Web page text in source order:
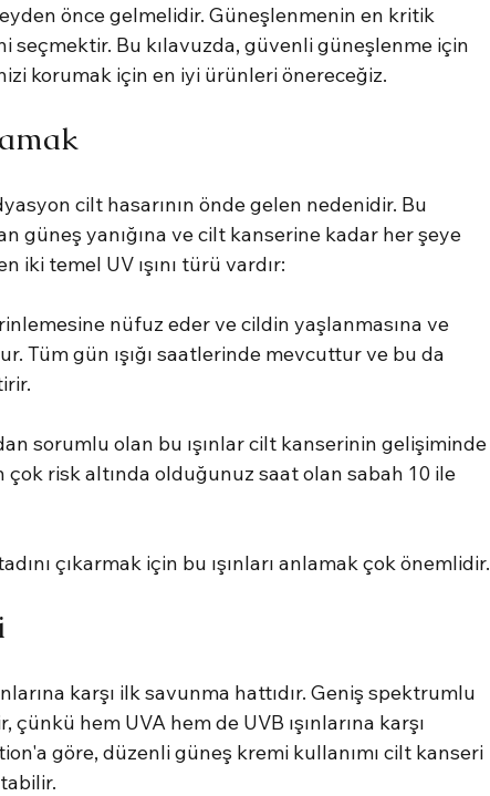
önce gelmelidir. Güneşlenmenin en kritik
Bu kılavuzda, güvenli güneşlenme için
korumak için en iyi ürünleri önereceğiz.
cilt hasarının önde gelen nedenidir. Bu
güneş yanığına ve cilt kanserine kadar her şeye
iki temel UV ışını türü vardır:
nüfuz eder ve cildin yaşlanmasına ve
Tüm gün ışığı saatlerinde mevcuttur ve bu da
sorumlu olan bu ışınlar cilt kanserinin gelişiminde
çok risk altında olduğunuz saat olan sabah 10 ile
çıkarmak için bu ışınları anlamak çok önemlidir.
karşı ilk savunma hattıdır. Geniş spektrumlu
hem UVA hem de UVB ışınlarına karşı
göre, düzenli güneş kremi kullanımı cilt kanseri